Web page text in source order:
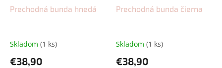
Prechodná bunda hnedá
Skladom (1 ks)
€38,90
Prechodná bunda čierna
Skladom (1 ks)
€38,90